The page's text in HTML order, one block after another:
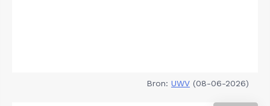
Bron: UWV (08-06-2026)